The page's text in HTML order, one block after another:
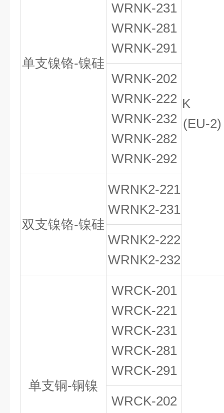
单支镍铬-镍硅
WRNK-231
WRNK-281
WRNK-291
K
(EU-
WRNK-202
WRNK-222
WRNK-232
WRNK-282
WRNK-292
双支镍铬-镍硅
WRNK2-221
WRNK2-231
WRNK2-222
WRNK2-232
单支铜-铜镍
WRCK-201
WRCK-221
WRCK-231
WRCK-281
WRCK-291
WRCK-202